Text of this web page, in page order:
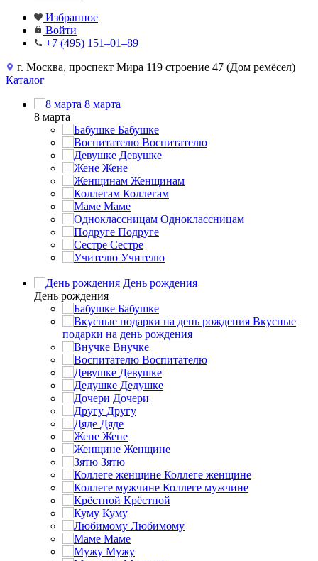
Избранное
Войти
+7 (495) 151–01–89
г. Москва, проспект Мира 119 строение 47 (Дом ремёсел)
Каталог
8 марта
8 марта
Бабушке
Воспитателю
Девушке
Жене
Женщинам
Коллегам
Маме
Одноклассницам
Подруге
Сестре
Учителю
День рождения
День рождения
Бабушке
Вкусные
подарки на день рождения
Внучке
Воспитателю
Девушке
Дедушке
Дочери
Другу
Дяде
Жене
Женщине
Зятю
Коллеге женщине
Коллеге мужчине
Крёстной
Куму
Любимому
Маме
Мужу